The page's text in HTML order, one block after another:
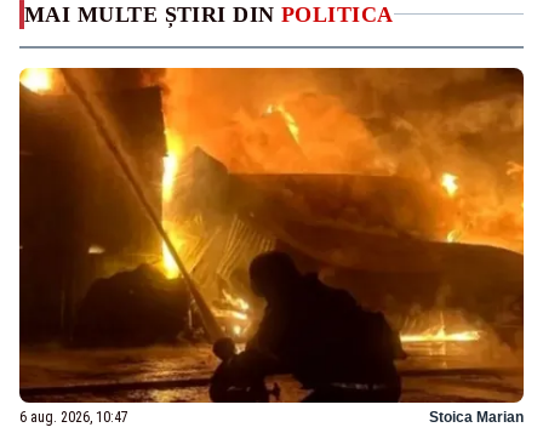
MAI MULTE ȘTIRI DIN POLITICA
6 aug. 2026, 10:47 Stoica Marian